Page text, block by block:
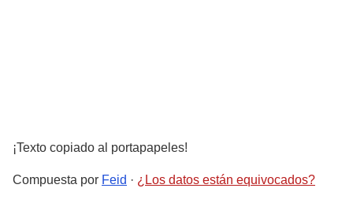
¡Texto copiado al portapapeles!
Compuesta por Feid · ¿Los datos están equivocados?